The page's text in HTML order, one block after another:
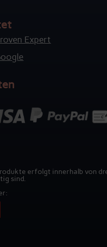
Expert
erfolgt innerhalb von
sind.